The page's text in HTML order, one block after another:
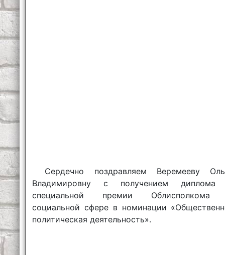
Сердечно поздравляем Веремееву
Владимировну с получением
специальной премии
социальной сфере в номинации
политическая деятельность».